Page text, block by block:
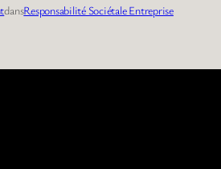
dansResponsabilité Sociétale Entreprise